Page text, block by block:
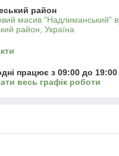
строків збору винограду.
район
масив "Надлиманський"
район, Україна
працює з 09:00 до 19:00
весь графік роботи